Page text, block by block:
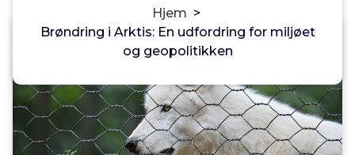
Hjem >
Brøndring i Arktis: En udfordring for miljøet
og geopolitikken
Annonce